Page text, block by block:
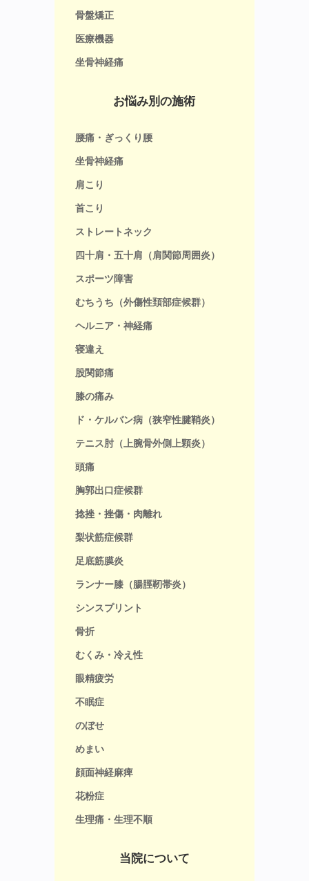
骨盤矯正
医療機器
坐骨神経痛
お悩み別の施術
腰痛・ぎっくり腰
坐骨神経痛
肩こり
首こり
ストレートネック
四十肩・五十肩（肩関節周囲炎）
スポーツ障害
むちうち（外傷性頚部症候群）
ヘルニア・神経痛
寝違え
股関節痛
膝の痛み
ド・ケルバン病（狭窄性腱鞘炎）
テニス肘（上腕骨外側上顆炎）
頭痛
胸郭出口症候群
捻挫・挫傷・肉離れ
梨状筋症候群
足底筋膜炎
ランナー膝（腸脛靭帯炎）
シンスプリント
骨折
むくみ・冷え性
眼精疲労
不眠症
のぼせ
めまい
顔面神経麻痺
花粉症
生理痛・生理不順
当院について